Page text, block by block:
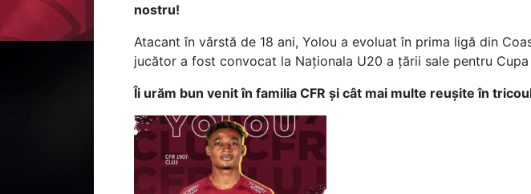
nostru!
Atacant în vârstă de 18 ani, Yolou a evoluat în prima ligă din
jucător a fost convocat la Naționala U20 a țării sale pentru
Îi urăm bun venit în familia CFR și cât mai multe reușite în